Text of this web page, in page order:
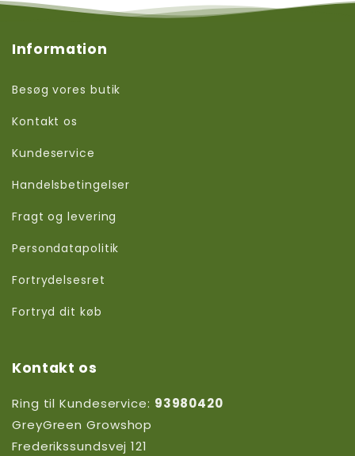
Information
Besøg vores butik
Kontakt os
Kundeservice
Handelsbetingelser
Fragt og levering
Persondatapolitik
Fortrydelsesret
Fortryd dit køb
Kontakt os
Ring til Kundeservice: 93980420
GreyGreen Growshop
Frederikssundsvej 121